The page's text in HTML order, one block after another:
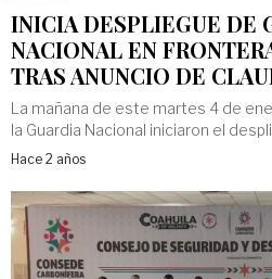
INICIA DESPLIEGUE DE
NACIONAL EN
TRAS ANUNCIO DE
La mañana de este martes 4 de
la Guardia Nacional iniciaron el
Hace 2 años